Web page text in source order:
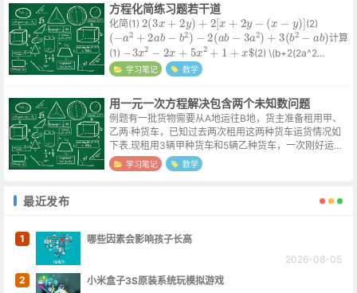
方程化简练习题若干道
化简(1) 2(3x+2y)+ 2 [x+ y − y (2)
(− a2+2ab− b 2)− 2 (ab− 3 a2 + 3(b2−ab)
计算
(1) − 3 x 2−2x +5 x2 +1+x (2) \(b+2(2a^2...
学习笔记 数学
用一元一次方程解决包含两个未知数问题
例题有一批货物需要从A地运往B地，货主准备租用甲、
乙两·种货车，已知过去两次租用这两种货车运货情况如
下表.现租用3辆甲种货车和5辆乙种货车，一次刚好运完
这批货物，如果按每吨付50元计算，问货主应付运费多
少元？ 次数 ...
学习笔记 数学
最近发布
1
哪些因素会影响孩子长高
2026-08-05
2
小米盒子3S原装系统玩模拟游戏